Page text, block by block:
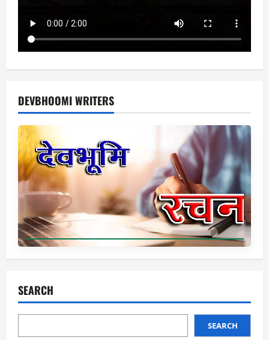
DEVBHOOMI WRITERS
SEARCH
SEARCH